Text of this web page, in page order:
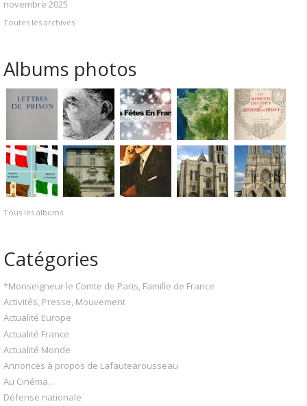
novembre 2025
Toutes les archives
Albums photos
Tous les albums
Catégories
*Monseigneur le Comte de Paris, Famille de France
Activités, Presse, Mouvement
Actualité Europe
Actualité France
Actualité Monde
Annonces à propos de Lafautearousseau
Au Cinéma...
Défense nationale